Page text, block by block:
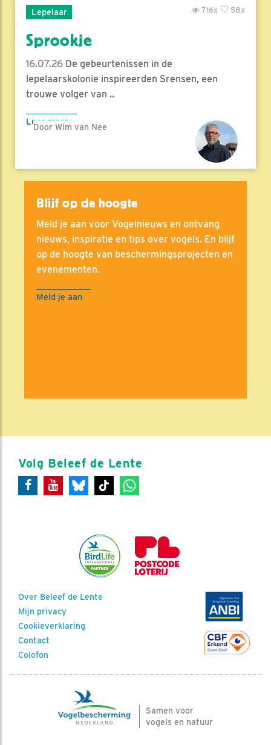
Lepelaar 58x
716x
Sprookje
16.07.26 De gebeurtenissen in de
lepelaarskolonie inspireerden Srensen, een
trouwe volger van ..
Lees meer
Door Wim van Nee
Blijf op de hoogte
Meld je aan voor Vogelnieuws en ontvang
nieuws, inspiratie en tips over vogels. En blijf
op de hoogte van beschermingsprojecten en
evenementen.
Meld je aan
Volg Beleef de Lente
Over Beleef de Lente
Mijn privacy
Cookieverklaring
Contact
Colofon
Samen voor
vogels en natuur